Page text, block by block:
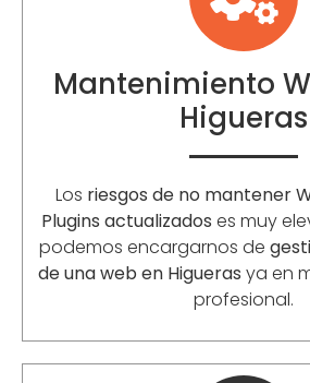
Mantenimiento
Higueras
Los riesgos de no mantener
Plugins actualizados es muy
podemos encargarnos de
de una web en Higueras ya en
profesional.